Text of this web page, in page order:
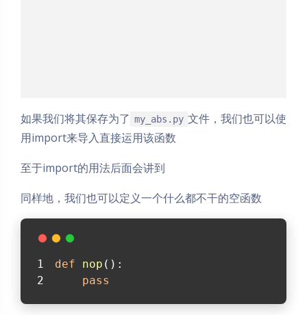
如果我们将其保存为了 my_abs.py 文件，我们也可以使
用import来导入直接运用该函数
至于import的用法后面会讲到
同样地，我们也可以定义一个什么都不干的空函数
def nop ():
pass